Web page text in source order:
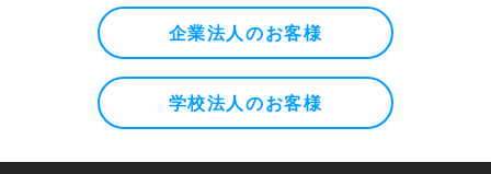
企業法人のお客様
学校法人のお客様